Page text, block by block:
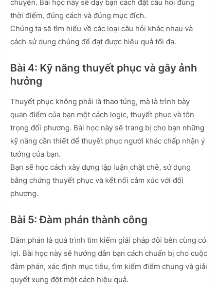
chuyện. Bài học này sẽ dạy bạn cách đặt câu hỏi đúng
thời điểm, đúng cách và đúng mục đích.
Chúng ta sẽ tìm hiểu về các loại câu hỏi khác nhau và
cách sử dụng chúng để đạt được hiệu quả tối đa.
Bài 4: Kỹ năng thuyết phục và gây ảnh
hưởng
Thuyết phục không phải là thao túng, mà là trình bày
quan điểm của bạn một cách logic, thuyết phục và tôn
trọng đối phương. Bài học này sẽ trang bị cho bạn những
kỹ năng cần thiết để thuyết phục người khác chấp nhận ý
tưởng của bạn.
Bạn sẽ học cách xây dựng lập luận chặt chẽ, sử dụng
bằng chứng thuyết phục và kết nối cảm xúc với đối
phương.
Bài 5: Đàm phán thành công
Đàm phán là quá trình tìm kiếm giải pháp đôi bên cùng có
lợi. Bài học này sẽ hướng dẫn bạn cách chuẩn bị cho cuộc
đàm phán, xác định mục tiêu, tìm kiếm điểm chung và giải
quyết xung đột một cách hiệu quả.